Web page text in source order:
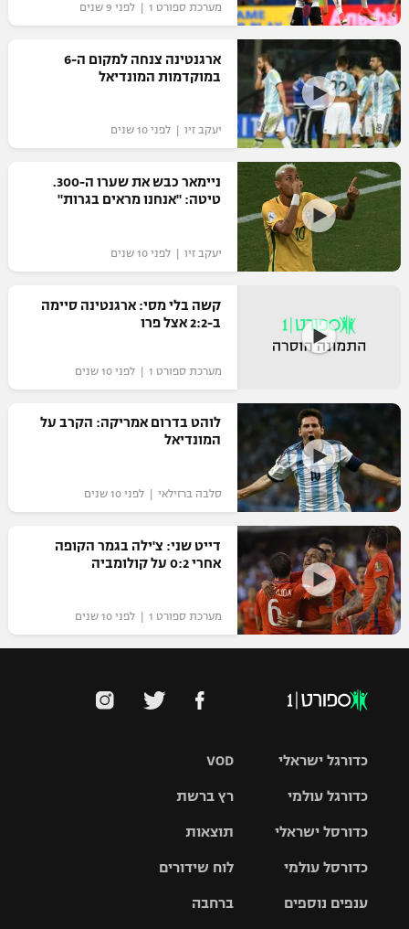
מערכת ספורט 1 | לפני 9 שנים
ארגנטינה צנחה למקום ה-6
במוקדמות המונדיאל
יעקב זיו | לפני 10 שנים
ניימאר כבש את שערו ה-300.
טיטה: "אנחנו מראים בגרות"
יעקב זיו | לפני 10 שנים
קשה בלי מסי: ארגנטינה סיימה
ב-2:2 אצל פרו
מערכת ספורט 1 | לפני 10 שנים
לוהט בדרום אמריקה: הקרב על
המונדיאל
סלבה ברזילאי | לפני 10 שנים
דייט שני: צ'ילה בגמר הקופה
אחרי 0:2 על קולומביה
מערכת ספורט 1 | לפני 10 שנים
VOD
רץ ברשת
תוצאות
לוח שידורים
ברחבה
כדורגל ישראלי
גביע הטוטו
כדורגל עולמי
האלופות
ליגה
כדורסל ישראלי
סל
כדורסל עולמי
ענפים נוספים